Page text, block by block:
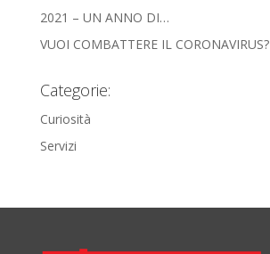
2021 – UN ANNO DI…
VUOI COMBATTERE IL CORONAVIRUS?
Categorie:
Curiosità
Servizi